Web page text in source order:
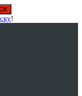
!